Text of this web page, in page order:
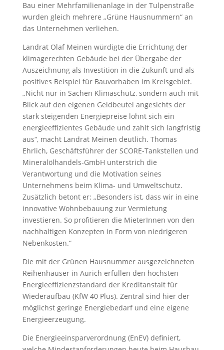
Bau einer Mehrfamilienanlage in der Tulpenstraße
wurden gleich mehrere „Grüne Hausnummern“ an
das Unternehmen verliehen.
Landrat Olaf Meinen würdigte die Errichtung der
klimagerechten Gebäude bei der Übergabe der
Auszeichnung als Investition in die Zukunft und als
positives Beispiel für Bauvorhaben im Kreisgebiet.
„Nicht nur in Sachen Klimaschutz, sondern auch mit
Blick auf den eigenen Geldbeutel angesichts der
stark steigenden Energiepreise lohnt sich ein
energieeffizientes Gebäude und zahlt sich langfristig
aus“, macht Landrat Meinen deutlich. Thomas
Ehrlich, Geschäftsführer der SCORE-Tankstellen und
Mineralölhandels-GmbH unterstrich die
Verantwortung und die Motivation seines
Unternehmens beim Klima- und Umweltschutz.
Zusätzlich betont er: „Besonders ist, dass wir in eine
innovative Wohnbebauung zur Vermietung
investieren. So profitieren die MieterInnen von den
nachhaltigen Konzepten in Form von niedrigeren
Nebenkosten.“
Die mit der Grünen Hausnummer ausgezeichneten
Reihenhäuser in Aurich erfüllen den höchsten
Energieeffizienzstandard der Kreditanstalt für
Wiederaufbau (KfW 40 Plus). Zentral sind hier der
möglichst geringe Energiebedarf und eine eigene
Energieerzeugung.
Die Energieeinsparverordnung (EnEV) definiert,